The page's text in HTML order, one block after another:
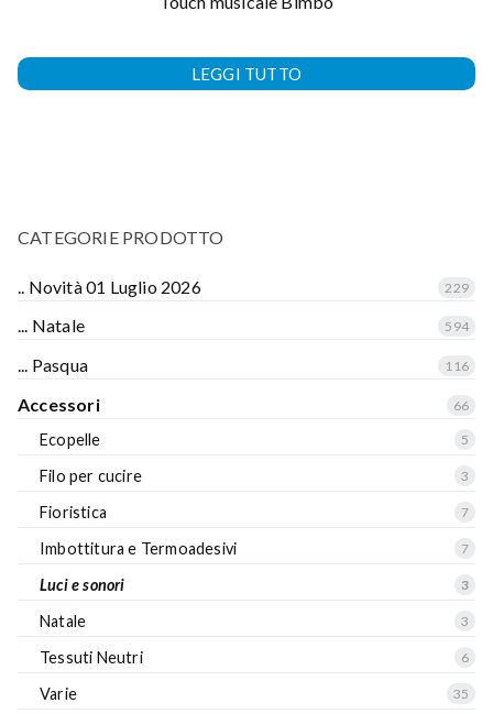
LEGGI TUTTO
CATEGORIE PRODOTTO
.. Novità 01 Luglio 2026 229
... Natale 594
... Pasqua 116
Accessori 66
Ecopelle 5
Filo per cucire 3
Fioristica 7
Imbottitura e Termoadesivi 7
Luci e sonori 3
Natale 3
Tessuti Neutri 6
Varie 35